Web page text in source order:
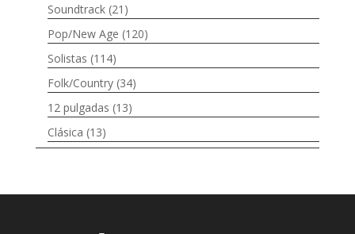
Soundtrack (21)
Pop/New Age (120)
Solistas (114)
Folk/Country (34)
12 pulgadas (13)
Clásica (13)